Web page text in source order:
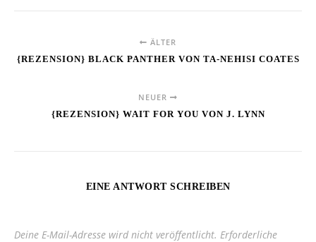
ÄLTER
{REZENSION} BLACK PANTHER VON TA-NEHISI COATES
NEUER
{REZENSION} WAIT FOR YOU VON J. LYNN
EINE ANTWORT SCHREIBEN
Deine E-Mail-Adresse wird nicht veröffentlicht. Erforderliche